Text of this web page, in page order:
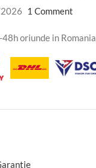
1 Comment
oriunde in Romania